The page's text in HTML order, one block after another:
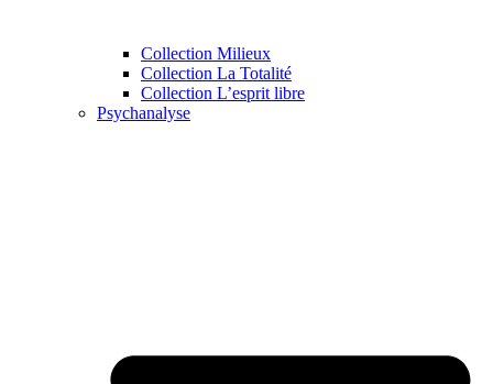
Collection Milieux
Collection La Totalité
Collection L’esprit libre
Psychanalyse